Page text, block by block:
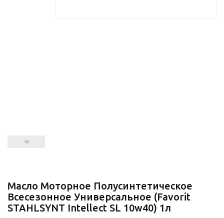
Масло Моторное Полусинтетическое
Всесезонное Универсальное (Favorit
STAHLSYNT Intellect SL 10w40) 1л